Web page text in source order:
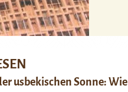
usbekischen Sonne: Wie